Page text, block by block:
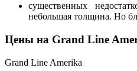
существенных
небольшая толщина. Но
Цены на Grand Line
Grand Line Amerika